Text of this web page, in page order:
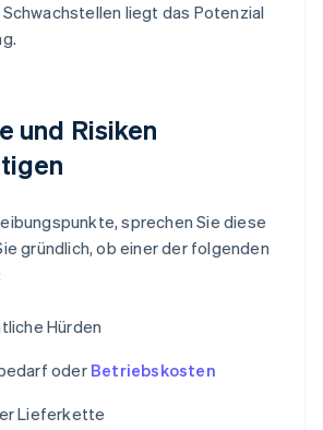
liegt das Potenzial
und Risiken
sprechen Sie diese
gründlich, ob einer der folgenden
Hürden
oderBetriebskosten
Lieferkette